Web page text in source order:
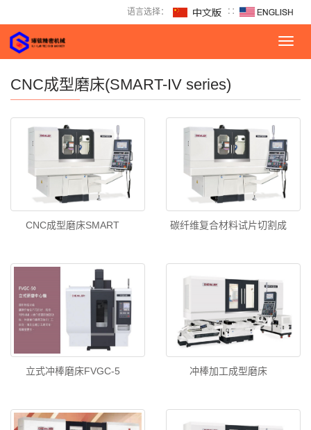
语言选择： ∷
CNC成型磨床(SMART-IV series)
CNC成型磨床SMART 碳纤维复合材料试片切割成
立式冲棒磨床FVGC-5 冲棒加工成型磨床